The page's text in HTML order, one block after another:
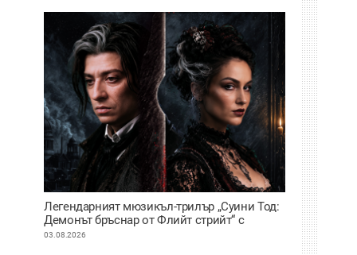
Легендарният мюзикъл-трилър „Суини Тод:
Демонът бръснар от Флийт стрийт“ с
премиера на сцената на Античния театър в
03.08.2026